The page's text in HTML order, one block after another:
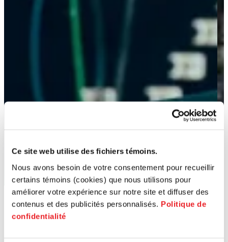
Ce site web utilise des fichiers témoins.
Nous avons besoin de votre consentement pour recueillir
certains témoins (cookies) que nous utilisons pour
améliorer votre expérience sur notre site et diffuser des
contenus et des publicités personnalisés. Politique de
confidentialité